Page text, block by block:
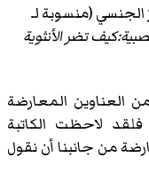
الجنسي (منسوبة لـ
تضر الأنثوية
المعارضة
لاحظت الكاتبة
من جانبنا أن نقول